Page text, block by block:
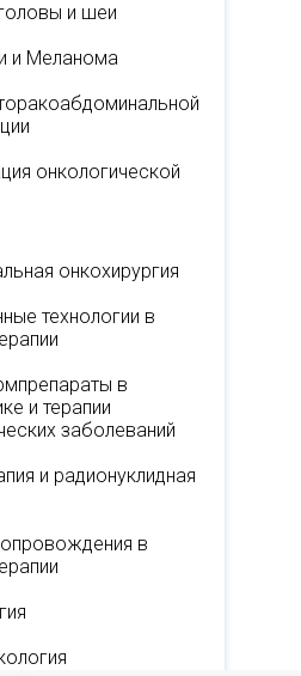
и шеи
и Меланома
онкологической
онкохирургия
технологии в
в
и терапии
заболеваний
и радионуклидная
в